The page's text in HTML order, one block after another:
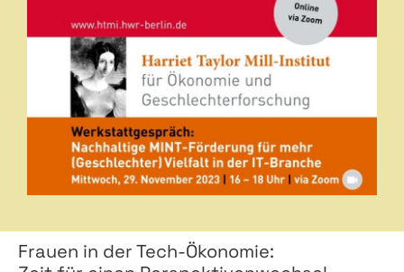
Frauen in der Tech-Ökonomie: